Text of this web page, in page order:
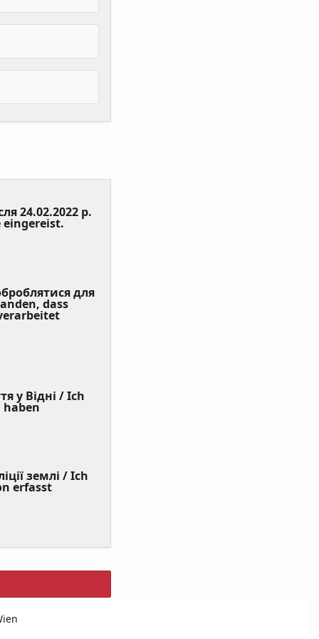
24.02.2022 р.
eingereist. (Value
для
dass
у Відні / Ich
(Value
землі / Ich
erfasst